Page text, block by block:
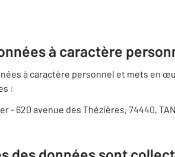
à caractère
à caractère personnel et mets en
:
- 620 avenue des Thézières, 74440,